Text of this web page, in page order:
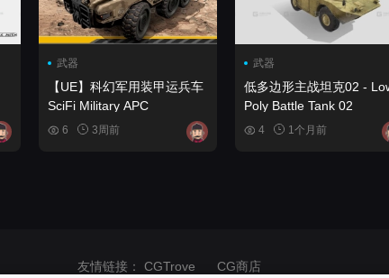
武器
【UE】科幻军用装甲运兵车
SciFi Military APC
6 3周前
武器
低多边形主战坦克02 -
Poly Battle Tank 02
4 1个月前
友情链接： CGTrove CG商店